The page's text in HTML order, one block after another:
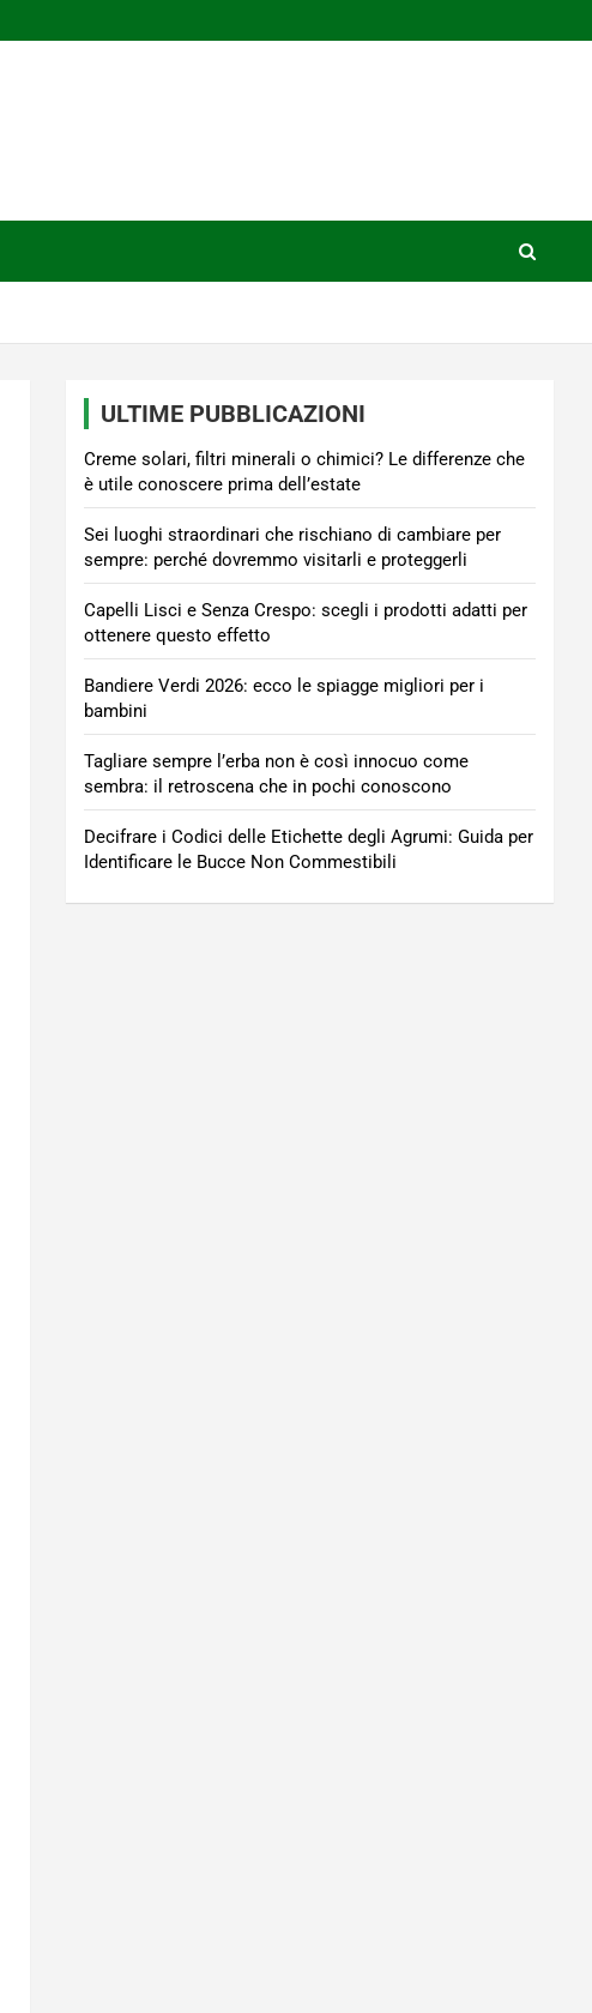
ULTIME PUBBLICAZIONI
Creme solari, filtri minerali o chimici? Le differenze che
è utile conoscere prima dell’estate
Sei luoghi straordinari che rischiano di cambiare per
sempre: perché dovremmo visitarli e proteggerli
Capelli Lisci e Senza Crespo: scegli i prodotti adatti per
ottenere questo effetto
Bandiere Verdi 2026: ecco le spiagge migliori per i
bambini
Tagliare sempre l’erba non è così innocuo come
sembra: il retroscena che in pochi conoscono
Decifrare i Codici delle Etichette degli Agrumi: Guida per
Identificare le Bucce Non Commestibili